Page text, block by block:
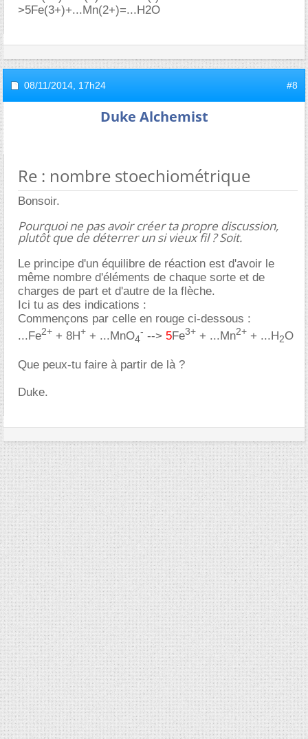
>5Fe(3+)+...Mn(2+)=...H2O
08/11/2014, 17h24 #8
Duke Alchemist
Re : nombre stoechiométrique
Bonsoir.
Pourquoi ne pas avoir créer ta propre discussion,
plutôt que de déterrer un si vieux fil ? Soit.
Le principe d'un équilibre de réaction est d'avoir le
même nombre d'éléments de chaque sorte et de
charges de part et d'autre de la flèche.
Ici tu as des indications :
Commençons par celle en rouge ci-dessous :
...Fe2+ + 8H+ + ...MnO4
- --> 5Fe3+ + ...Mn2+ + ...H2O
Que peux-tu faire à partir de là ?
Duke.